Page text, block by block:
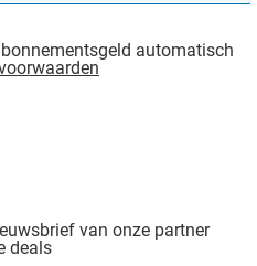
automatisch
van onze partner
deals